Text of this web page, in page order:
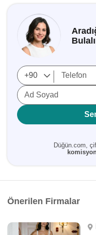
Ad Soyad
Düğün.com,
Önerilen Firmalar